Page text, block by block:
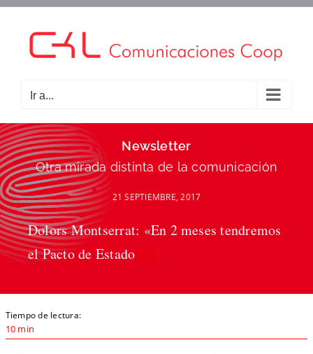
contenido
Ir a...
Newsletter
Otra mirada distinta de la comunicación
21 SEPTIEMBRE, 2017
Dolors Montserrat: «En 2 meses tendremos
el Pacto de Estado [...]
Tiempo de lectura:
10 min